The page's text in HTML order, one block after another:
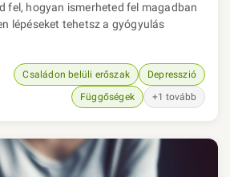
fel, hogyan ismerheted fel magadban
lépéseket tehetsz a gyógyulás
Családon belüli erőszak
Depresszió
Függőségek
+1 tovább